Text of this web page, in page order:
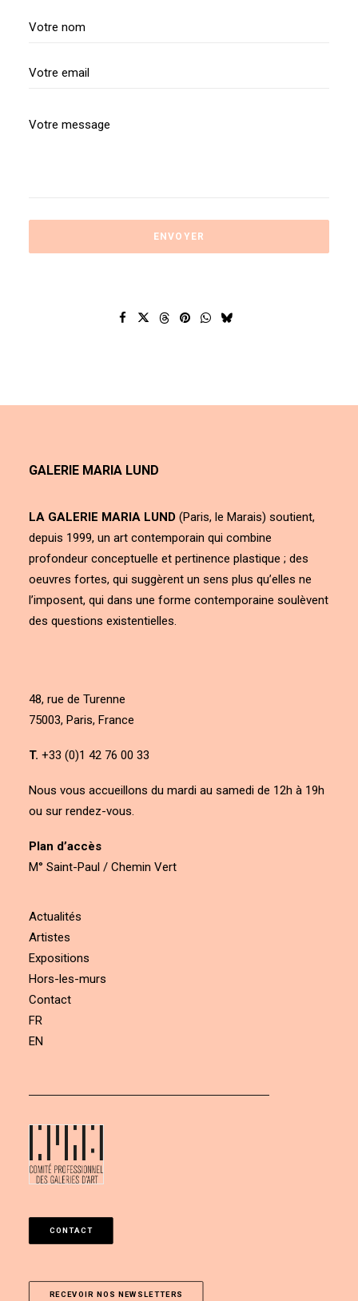
GALERIE MARIA LUND
LA GALERIE MARIA LUND (Paris, le Marais) soutient,
depuis 1999, un art contemporain qui combine
profondeur conceptuelle et pertinence plastique ; des
oeuvres fortes, qui suggèrent un sens plus qu’elles ne
l’imposent, qui dans une forme contemporaine soulèvent
des questions existentielles.
48, rue de Turenne
75003, Paris, France
T. +33 (0)1 42 76 00 33
Nous vous accueillons du mardi au samedi de 12h à 19h
ou sur rendez-vous.
Plan d’accès
M° Saint-Paul / Chemin Vert
Actualités
Artistes
Expositions
Hors-les-murs
Contact
FR
EN
CONTACT
RECEVOIR NOS NEWSLETTERS